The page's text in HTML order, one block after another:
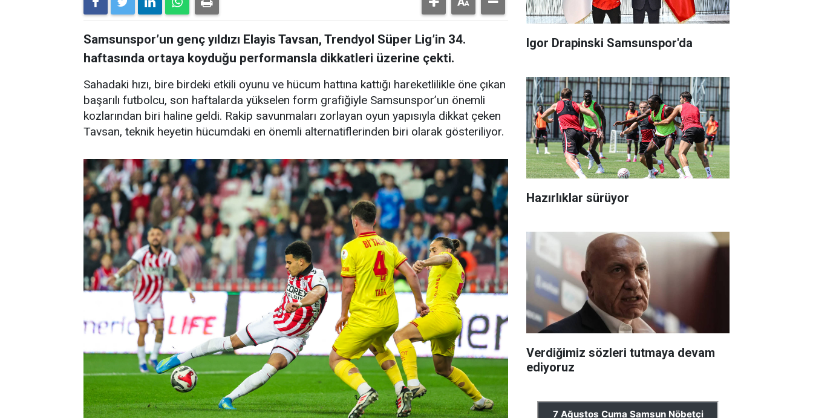
Samsunspor’un genç yıldızı Elayis Tavsan, Trendyol Süper Lig’in 34.
haftasında ortaya koyduğu performansla dikkatleri üzerine çekti.
Sahadaki hızı, bire birdeki etkili oyunu ve hücum hattına kattığı hareketlilikle öne çıkan
başarılı futbolcu, son haftalarda yükselen form grafiğiyle Samsunspor’un önemli
kozlarından biri haline geldi. Rakip savunmaları zorlayan oyun yapısıyla dikkat çeken
Tavsan, teknik heyetin hücumdaki en önemli alternatiflerinden biri olarak gösteriliyor.
Igor Drapinski Samsunspor'da
Hazırlıklar sürüyor
Verdiğimiz sözleri tutmaya devam
ediyoruz